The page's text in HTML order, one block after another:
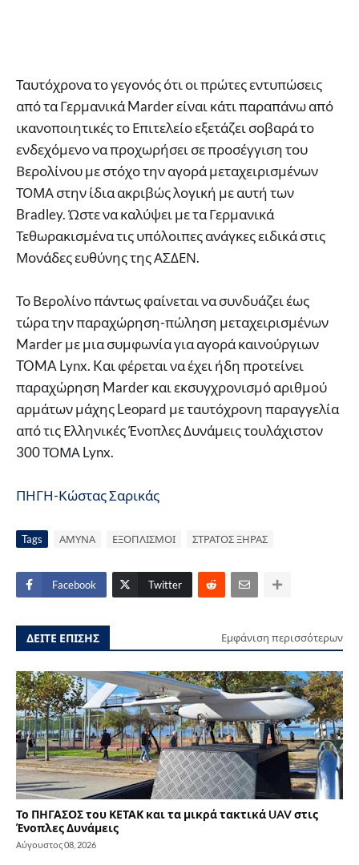
Ταυτόχρονα το γεγονός ότι οι πρώτες εντυπώσεις
από τα Γερμανικά Marder είναι κάτι παραπάνω από
ικανοποιητικές το Επιτελείο εξετάζει σοβαρά το
ενδεχόμενο να προχωρήσει σε προσέγγιση του
Βερολίνου με στόχο την αγορά μεταχειρισμένων
ΤΟΜΑ στην ίδια ακριβώς λογική με αυτή των
Bradley. Ώστε να καλύψει με τα Γερμανικά
Τεθωρακισμένα τις υπόλοιπες ανάγκες ειδικά στις
Μονάδες ευθύνης της ΑΣΔΕΝ.
Το Βερολίνο πάντως φαίνεται να συνδυάζει έως
τώρα την παραχώρηση-πώληση μεταχειρισμένων
Marder με μια συμφωνία για αγορά καινούργιων
TOMA Lynx. Kαι φέρεται να έχει ήδη προτείνει
παραχώρηση Marder και εκσυγχρονισμό αριθμού
αρμάτων μάχης Leopard με ταυτόχρονη παραγγελία
από τις Ελληνικές Ένοπλες Δυνάμεις τουλάχιστον
300 ΤΟΜΑ Lynx.
ΠΗΓΗ-Κώστας Σαρικάς
Tags ΑΜΥΝΑ ΕΞΟΠΛΙΣΜΟΙ ΣΤΡΑΤΟΣ ΞΗΡΑΣ
Facebook Twitter
ΔΕΙΤΕ ΕΠΙΣΗΣ Εμφάνιση περισσότερων
Το ΠΗΓΑΣΟΣ του ΚΕΤΑΚ και τα μικρά τακτικά UAV στις
Ένοπλες Δυνάμεις
Αύγουστος 08, 2026